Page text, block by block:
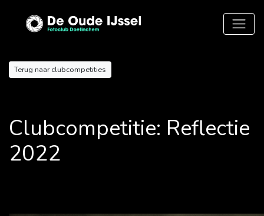
Terug naar clubcompetities
Clubcompetitie: Reflectie
2022